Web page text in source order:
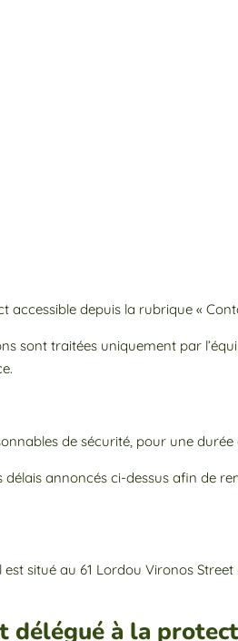
accessible depuis la rubrique«
sont traitées uniquement par
de sécurité, pour une
annoncés ci-dessus afin de
situé au 61 Lordou Vironos
délégué à la